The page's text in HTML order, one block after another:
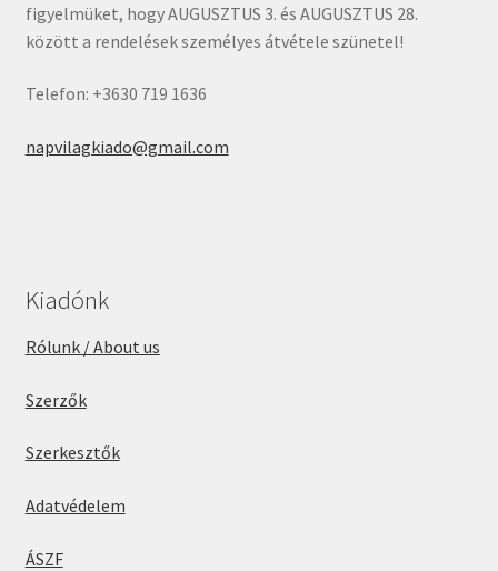
figyelmüket, hogy AUGUSZTUS 3. és AUGUSZTUS 28.
között a rendelések személyes átvétele szünetel!
Telefon: +3630 719 1636
napvilagkiado@gmail.com
Kiadónk
Rólunk / About us
Szerzők
Szerkesztők
Adatvédelem
ÁSZF